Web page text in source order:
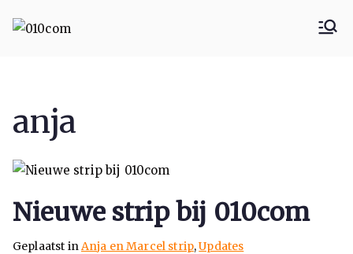
anja
Nieuwe strip bij 010com
Geplaatst in Anja en Marcel strip,Updates